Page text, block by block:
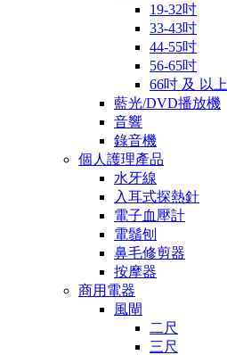
19-32吋
33-43吋
44-55吋
56-65吋
66吋 及 以上
藍光/DVD播放機
音響
錄音機
個人護理產品
水牙線
入耳式探熱針
電子血壓計
電鬚刨
鼻毛修剪器
按摩器
商用電器
風閘
二尺
三尺